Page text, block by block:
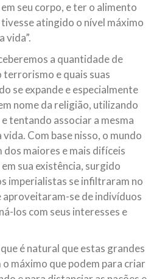
seu corpo, e ter o alimento
atingido o nível máximo
vida”.
a quantidade de
terrorismo e quais suas
se expande e especialmente
nome da religião, utilizando
tentando associar a mesma
Com base nisso, o mundo
maiores e mais difíceis
sua existência, surgido
imperialistas se infiltraram no
aproveitaram-se de indivíduos
los com seus interesses e
é natural que estas grandes
máximo que podem para criar